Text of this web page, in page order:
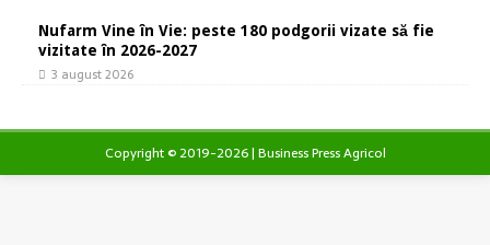
Nufarm Vine în Vie: peste 180 podgorii vizate să fie
vizitate în 2026-2027
3 august 2026
Copyright © 2019-2026 | Business Press Agricol